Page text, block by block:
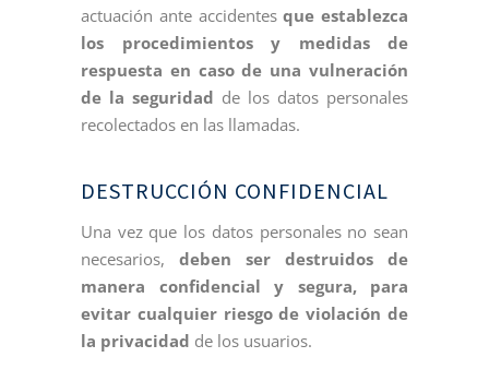
actuación ante accidentesque establezca
los procedimientos y medidas de
respuesta en caso de una vulneración
de la seguridad de los datos personales
recolectados en las llamadas.
DESTRUCCIÓN CONFIDENCIAL
Una vez que los datos personales no sean
necesarios, deben ser destruidos de
manera confidencial y segura, para
evitar cualquier riesgo de violación de
la privacidad de los usuarios.